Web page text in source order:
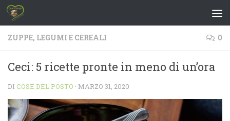
Salta al contenuto
ZUPPE, LEGUMI E CEREALI 0
Ceci: 5 ricette pronte in meno di un’ora
DI COSE DEL POSTO · MARZO 31, 2020